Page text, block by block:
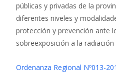
públicas y privadas de la
diferentes niveles y
protección y prevención ante
sobreexposición a la
Ordenanza Regional Nº013-